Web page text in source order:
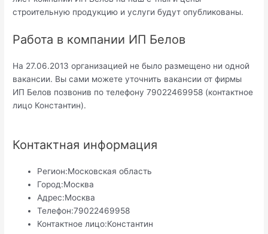
строительную продукцию и услуги будут опубликованы.
Работа в компании ИП Белов
На 27.06.2013 организацией не было размещено ни одной
вакансии. Вы сами можете уточнить вакансии от фирмы
ИП Белов позвонив по телефону 79022469958 (контактное
лицо Константин).
Контактная информация
Регион:Московская область
Город:Москва
Адрес:Москва
Телефон:79022469958
Контактное лицо:Константин